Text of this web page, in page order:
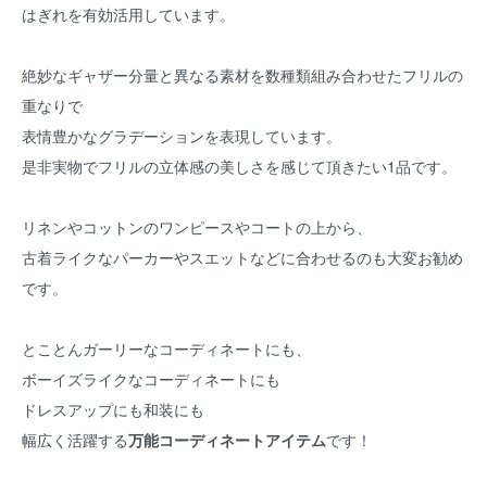
はぎれを有効活用しています。
絶妙なギャザー分量と異なる素材を数種類組み合わせたフリルの
重なりで
表情豊かなグラデーションを表現しています。
是非実物でフリルの立体感の美しさを感じて頂きたい1品です。
リネンやコットンのワンピースやコートの上から、
古着ライクなパーカーやスエットなどに合わせるのも大変お勧め
です。
とことんガーリーなコーディネートにも、
ボーイズライクなコーディネートにも
ドレスアップにも和装にも
幅広く活躍する万能コーディネートアイテムです！